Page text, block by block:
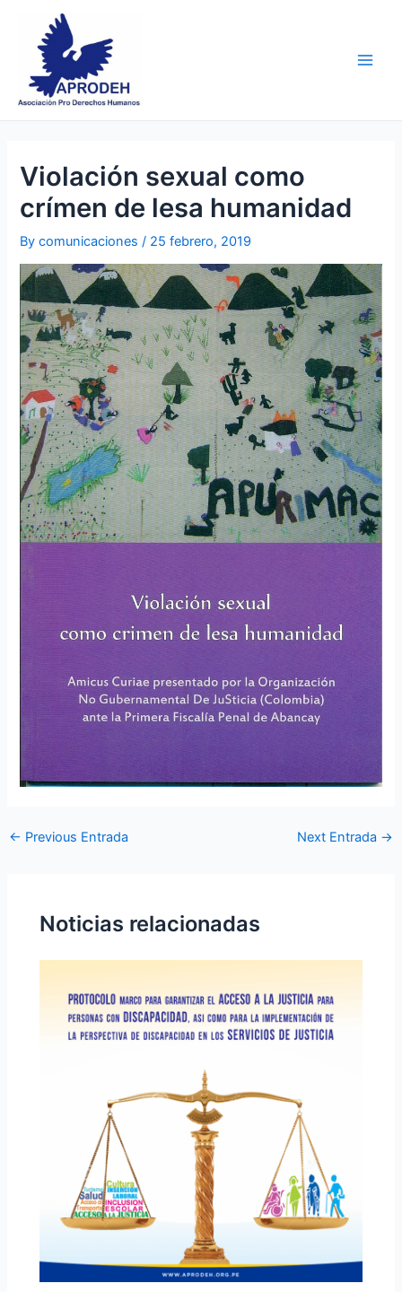
content
Violación sexual como
crímen de lesa humanidad
Bycomunicaciones/ 25 febrero, 2019
navigation
← Previous Entrada Next Entrada →
Noticias relacionadas